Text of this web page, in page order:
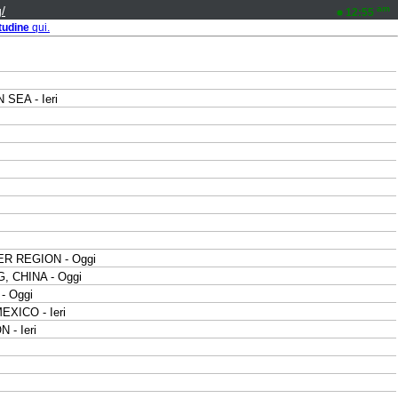
12:55 am
qui.
SEA - Ieri
REGION - Oggi
CHINA - Oggi
Oggi
- Ieri
- Ieri